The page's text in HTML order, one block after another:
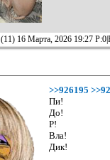
(11) 16 Марта, 2026 19:27
>>926195
Пи!
До!
Р!
Вла!
Дик!